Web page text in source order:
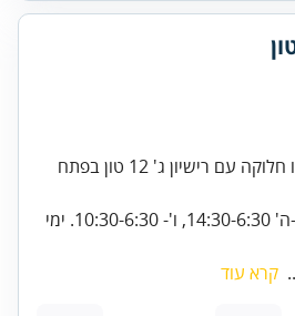
דרושים/ות נהגים/ות לקו חלוקה עם רישיון ג' 12 טון בפתח
ימים ושעות העבודה: א'-ה' 14:30-6:30, ו'- 10:30-6:30. ימי
קרא עוד